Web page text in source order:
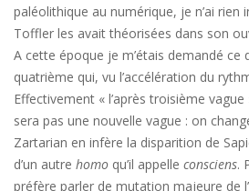
paléolithique au numérique, je n’ai rien
Toffler les avait théorisées dans son
A cette époque je m’étais demandé ce
quatrième qui, vu l’accélération du
Effectivement « l’après troisième
sera pas une nouvelle vague : on
Zartarian en infère la disparition de
d’un autre homo qu’il appelle consciens.
préfère parler de mutation majeure de